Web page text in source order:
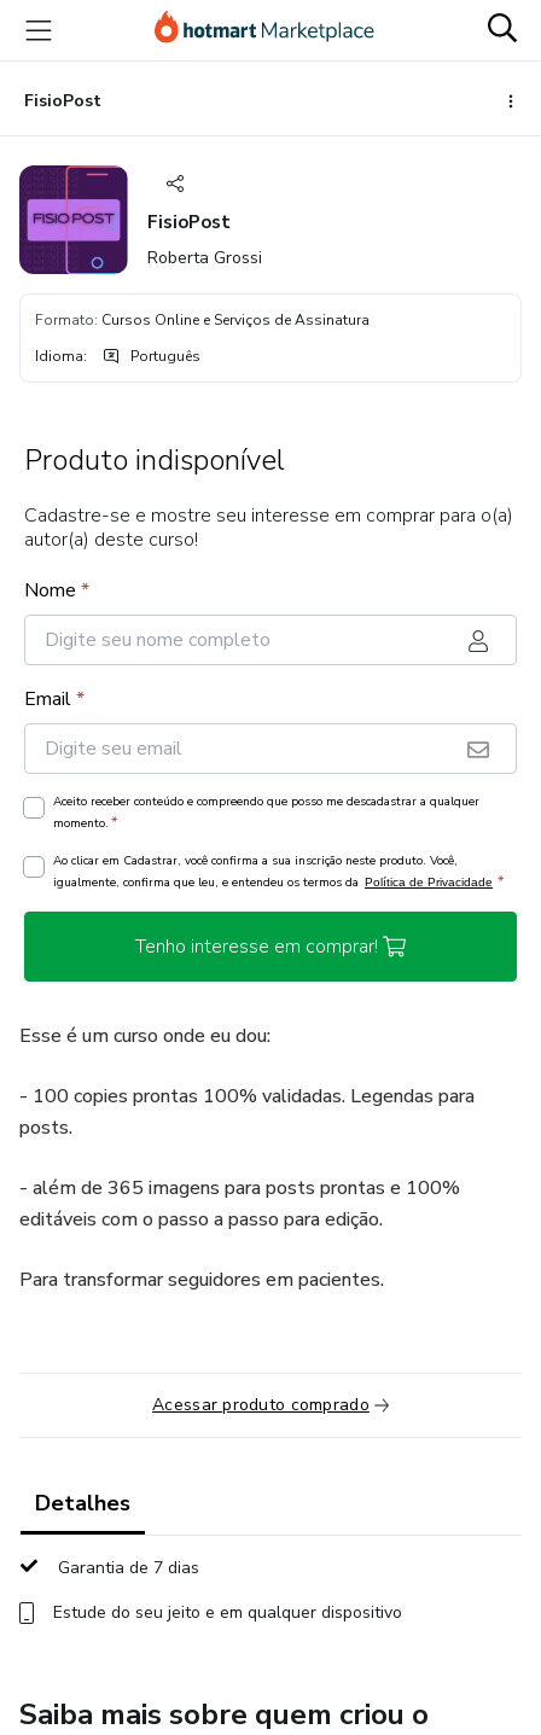
para
conteúdo
principal
para
pagamento
para
rodapé
FisioPost
FisioPost
Roberta Grossi
Formato: Cursos Online e Serviços de Assinatura
Idioma: Português
Produto indisponível
Cadastre-se e mostre seu interesse em comprar para o(a)
autor(a) deste curso!
Nome *
Email*
Aceito receber conteúdo e compreendo que posso me descadastrar a qualquer
momento. *
Ao clicar em Cadastrar, você confirma a sua inscrição neste produto. Você,
igualmente, confirma que leu, e entendeu os termos da Política de Privacidade *
Tenho interesse em comprar!
Esse é um curso onde eu dou:
- 100 copies prontas 100% validadas. Legendas para
posts.
- além de 365 imagens para posts prontas e 100%
editáveis com o passo a passo para edição.
Para transformar seguidores em pacientes.
Acessar produto comprado
Detalhes
Garantia de 7 dias
Estude do seu jeito e em qualquer dispositivo
Saiba mais sobre quem criou o